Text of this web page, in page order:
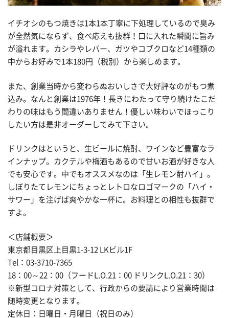
イチオシのもつ焼きは1本1本丁寧に下処理しているので臭み
が全然気にならず、食べ応えも抜群！口に入れた瞬間に旨み
が溢れます。カシラやレバー、ガツやコブクロなど14種類の
中からお好みで1本180円（税別）から楽しめます。
また、創業当時から変わらぬおいしさで大好評なのがもつ煮
込み。なんと創業は1976年！長きにわたって守り続けたこだ
わりの味はもう間違いありません！優しい味わいでほっこり
したい方は是非オーダーしてみて下さい。
ドリンクはというと、生ビールに焼酎、ワインなど豊富なラ
インナップ。カクテルや梅酒もあるので甘いお酒が好きな人
でも安心です。中でもオススメなのは「生レモン酎ハイ」。
しぼりたてレモンにちょっとレトロなロゴマークの「ハイ・
サワー」を注げば爽やかな一杯に。お料理との相性も抜群で
すよ。
＜店舗概要＞
東京都目黒区上目黒1-3-12 LKビル1F
Tel：03-3710-7365
18：00～22：00（フードL.O.21：00 ドリンクL.O.21：30）
※新型コロナ対策として、行政からの要請により営業時間は
随時変更となります。
定休日：日曜日・月曜日（祝日のみ）